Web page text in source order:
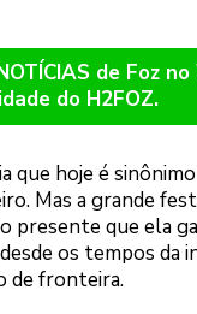
de Foz
do H2FOZ.
hoje é
Mas a grande
presente que ela
os tempos da
de fronteira.